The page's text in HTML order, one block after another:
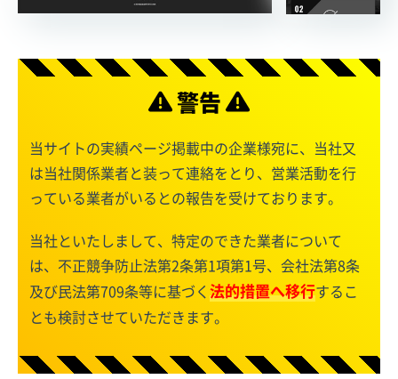
警告
当サイトの実績ページ掲載中の企業様宛に、当社又
は当社関係業者と装って連絡をとり、営業活動を行
っている業者がいるとの報告を受けております。
当社といたしまして、特定のできた業者について
は、不正競争防止法第2条第1項第1号、会社法第8条
及び民法第709条等に基づく法的措置へ移行するこ
とも検討させていただきます。